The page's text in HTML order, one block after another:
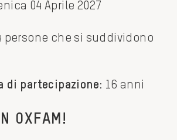
04 Aprile 2027
persone che si suddividono
di partecipazione: 16 anni
OXFAM!